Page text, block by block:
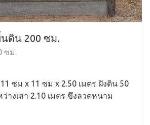
ดิน 200 ซม.
ซม.
ซม x 11 ซม x 2.50 เมตร ฝังดิน 50
างเสา 2.10 เมตร ขึงลวดหนาม